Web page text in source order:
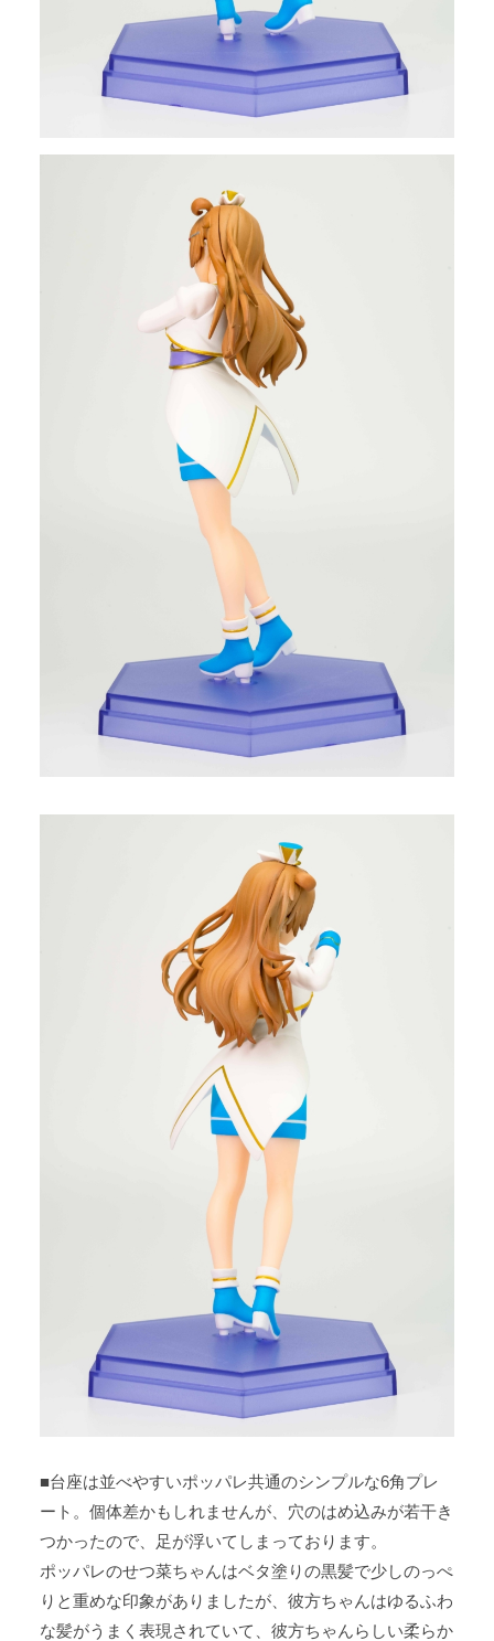
■台座は並べやすいポッパレ共通のシンプルな6角プレ
ート。個体差かもしれませんが、穴のはめ込みが若干き
つかったので、足が浮いてしまっております。
ポッパレのせつ菜ちゃんはベタ塗りの黒髪で少しのっぺ
りと重めな印象がありましたが、彼方ちゃんはゆるふわ
な髪がうまく表現されていて、彼方ちゃんらしい柔らか